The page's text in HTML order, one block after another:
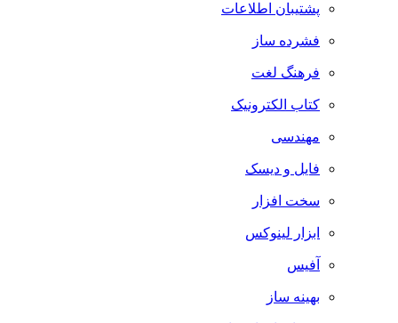
پشتیبان اطلاعات
فشرده ساز
فرهنگ لغت
کتاب الکترونیک
مهندسی
فایل و دیسک
سخت افزار
ابزار لینوکس
آفیس
بهینه ساز